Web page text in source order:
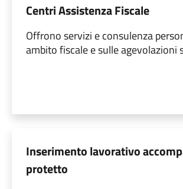
Centri Assistenza Fiscale
Offrono servizi e consulenza
ambito fiscale e sulle agevolazioni
Inserimento lavorativo
protetto